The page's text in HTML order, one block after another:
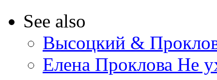
See also
Высоцкий &
Елена Проклова Не